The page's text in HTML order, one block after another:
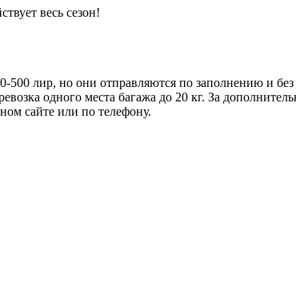
весь сезон!
лир, но они отправляются по заполнению и без
одного места багажа до 20 кг. За
сайте или по телефону.